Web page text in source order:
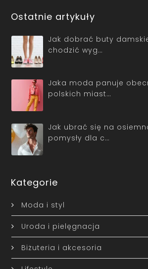
Ostatnie artykuły
Jak dobrać buty
chodzić wyg…
Jaka moda panuje
polskich miast…
Jak ubrać się na
pomysły dla c…
Kategorie
Moda i styl
Uroda i pielęgnacja
Biżuteria i akcesoria